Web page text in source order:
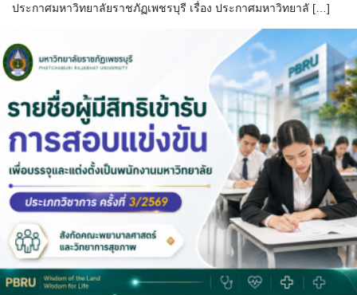
ประกาศมหาวิทยาลัยราชภัฏเพชรบุรี เรื่อง ประกาศมหาวิทยาลั […]